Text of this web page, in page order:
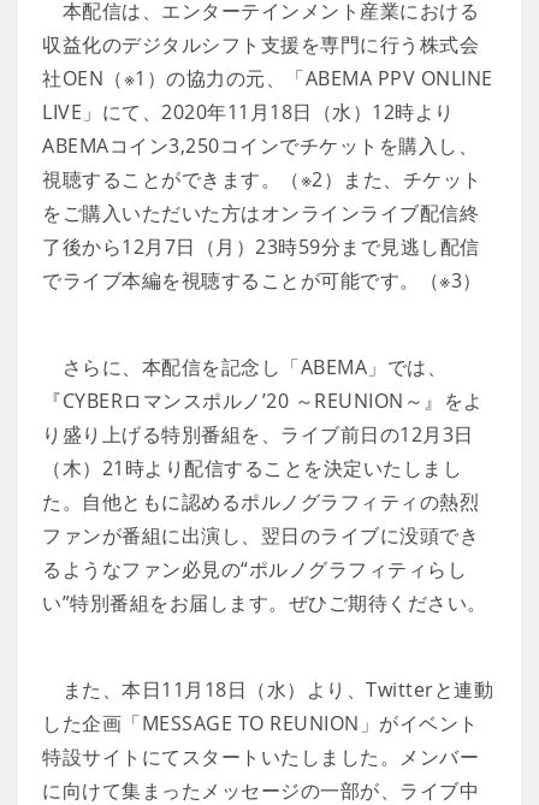
本配信は、エンターテインメント産業における
収益化のデジタルシフト支援を専門に行う株式会
社OEN（※1）の協力の元、「ABEMA PPV ONLINE
LIVE」にて、2020年11月18日（水）12時より
ABEMAコイン3,250コインでチケットを購入し、
視聴することができます。（※2）また、チケット
をご購入いただいた方はオンラインライブ配信終
了後から12月7日（月）23時59分まで見逃し配信
でライブ本編を視聴することが可能です。（※3）
さらに、本配信を記念し「ABEMA」では、
『CYBERロマンスポルノ’20 ～REUNION～』をよ
り盛り上げる特別番組を、ライブ前日の12月3日
（木）21時より配信することを決定いたしまし
た。自他ともに認めるポルノグラフィティの熱烈
ファンが番組に出演し、翌日のライブに没頭でき
るようなファン必見の“ポルノグラフィティらし
い”特別番組をお届します。ぜひご期待ください。
また、本日11月18日（水）より、Twitterと連動
した企画「MESSAGE TO REUNION」がイベント
特設サイトにてスタートいたしました。メンバー
に向けて集まったメッセージの一部が、ライブ中